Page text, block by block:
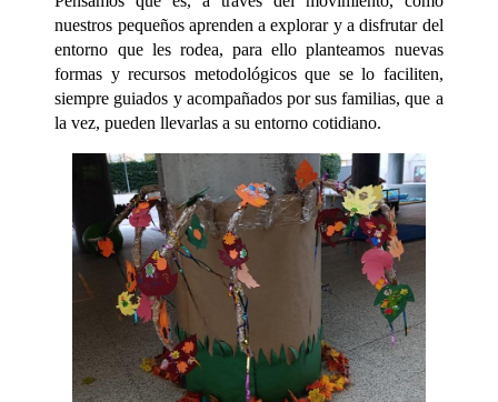
nuestros pequeños aprenden a explorar y a disfrutar del
entorno que les rodea, para ello planteamos nuevas
formas y recursos metodológicos que se lo faciliten,
siempre guiados y acompañados por sus familias, que a
la vez,pueden llevarlasa su entorno cotidiano.